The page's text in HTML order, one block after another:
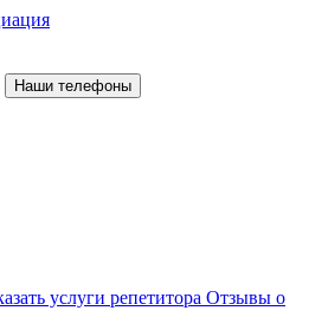
Наши телефоны
услуги репетитора Отзывы о